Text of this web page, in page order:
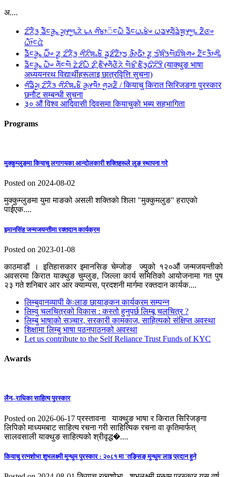
अ....
ᤁᤡᤖᤠᤋ᤻ ᤕᤠᤠᤰᤌᤢᤱ ᤆᤢᤶᤗᤢᤱᤖᤧ ᥇᥈ ᤛᤡᤃᤣ᤺ᤰᤐᤠ ᤕᤠᤰᤐᤱᤃᤧᤴ ᤐᤕᤶᤔᤠᤕᤧᤈᤢᤶᤗᤢᤱ ᤏᤠᤜᤴ
ᤐᤥ᤺ᤰᤂᤧ
ᤕᤠᤠᤰᤌᤢᤱ ᤐᤠ᤺ᤴ ᤏᤢ ᤁᤡᤖᤠᤋ᤻ ᤛᤡᤖᤡᤈᤱᤃᤠ ᤕᤢᤏᤡᤁᤥᤍ᤻ ᤌᤥᤒᤥ ᤏᤢ ᤍᤡᤈᤡᤋᤗᤠᤀᤡᤈᤧᤛᤴ ᤁᤠᤰᤋᤥᤛᤡᤱ
ᤕᤠᤰᤌᤢᤱ ᤐᤠᤴ ᤛᤠᤰᤗᤠ ᤁᤧᤏᤡᤐᤠ ᤏᤡᤳᤇᤠᤶᤛᤠᤜᤠᤖᤧ ᤗᤠᤃᤡ ᤇᤠᤋᤪᤒᤡᤖᤡᤋᤡ (याक्थुङ भाषा
अध्ययनरथ विद्यार्थीहरूलाइ छात्रवृित्ति सुचना)
ᤛᤡᤕᤠᤆᤢ ᤁᤡᤖᤠᤋ ᤛᤡᤖᤡᤈᤱᤃᤠ ᤌᤢᤶᤄᤥ ᤛᤢᤆᤏᤠ / कियाचु किरात सिरिजङगा पुरस्कार
छनाैट सम्बन्धी सुचना
३० औं विश्व आदिवासी दिवसमा कियाचुकाे भब्य सहभागिता
Programs
मुक्कुम्लुङमा कियाचु लगागयका आन्दाेलकारी शक्तिहरूले लुङ स्थापना गरे
Posted on 2024-08-02
मुक्कुम्लुङमा युमा माङको असली शक्तिकाे शिला "मुक्कुमलुङ" हराएकाे
पाईएक....
इमानसिंह जन्मजयन्तीमा रक्तदान कार्यक्रम
Posted on 2023-01-08
काठमाडौं । इतिहासकार इमानसिङ चेम्जोङ ज्युको १२०औं जन्मजयन्तीको
अवसरमा किरात याक्थुङ चुम्लुङ, जिल्ला कार्य समितिको आयोजनामा गत पुष
२३ गते शनिबार आर आर क्याम्पस, प्रदशनी मार्गमा रक्तदान कार्यक....
लिम्बुवानव्यापी केःलाङ छायाङ्कन कार्यक्रम सम्पन्न
लिम्वु चलचित्रको विकास : कस्तो हुनुपर्छ लिम्बू चलचित्र ?
लिम्बु भाषाको सञ्चार, सरकारी कामकाज, साहित्यको संक्षिप्त अवस्था
शिक्षामा लिम्बु भाषा पठनपाठनको अवस्था
Let us contribute to the Self Reliance Trust Funds of KYC
Awards
लैन–राधिका साहित्य पुरस्कार
Posted on 2026-06-17प्रस्तावना याक्थुङ भाषा र किरात सिरिजङ्गा
लिपिको माध्यमबाट साहित्य रचना गरी साहित्यिक रचना वा कृतिमार्फत्
सालवसाली याक्थुङ साहित्यको श्रीवृद्ध�....
कियाचु रत्नशाेभा शुभलक्ष्मी मुन्धुम पुरस्कार : २०८१ मा 'तङ्सिङ् मुन्धुम'लाइ प्रदान हुने